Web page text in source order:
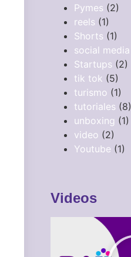
Pymes (2)
reels (1)
Shorts (1)
social media
Startups (2)
tik tok (5)
turismo (1)
tutoriales (8)
unboxing (1)
video (2)
Youtube (1)
Videos